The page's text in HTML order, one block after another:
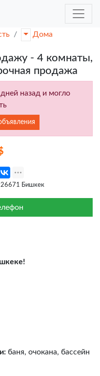
Дома
- 4 комнаты,
продажа
назад и могло
Бишкек
баня, очокана, бассейн